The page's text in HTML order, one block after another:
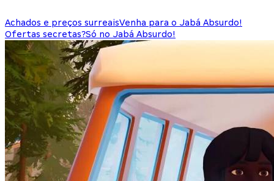
Achados e preços surreaisVenha para o Jabá Absurdo!
Ofertas secretas?Só no Jabá Absurdo!